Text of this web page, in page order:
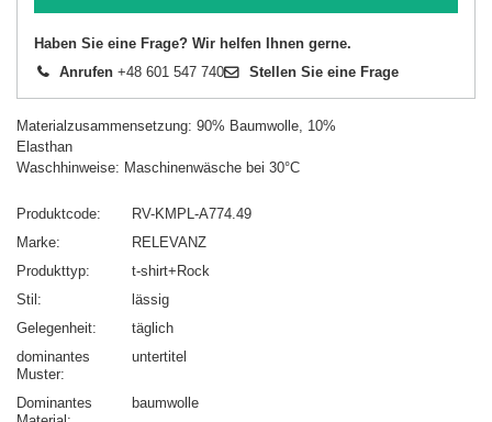
Haben Sie eine Frage? Wir helfen Ihnen gerne.
Anrufen +48 601 547 740 Stellen Sie eine Frage
Materialzusammensetzung: 90% Baumwolle, 10%
Elasthan
Waschhinweise: Maschinenwäsche bei 30°C
Produktcode
RV-KMPL-A774.49
Marke
RELEVANZ
Produkttyp
t-shirt+Rock
Stil
lässig
Gelegenheit
täglich
dominantes
Muster
untertitel
Dominantes
baumwolle